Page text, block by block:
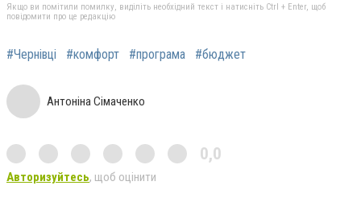
Якщо ви помітили помилку, виділіть необхідний текст і натисніть Ctrl + Enter, щоб
повідомити про це редакцію
#Чернівці #комфорт #програма #бюджет
Антоніна Сімаченко
0,0
Авторизуйтесь, щоб оцінити